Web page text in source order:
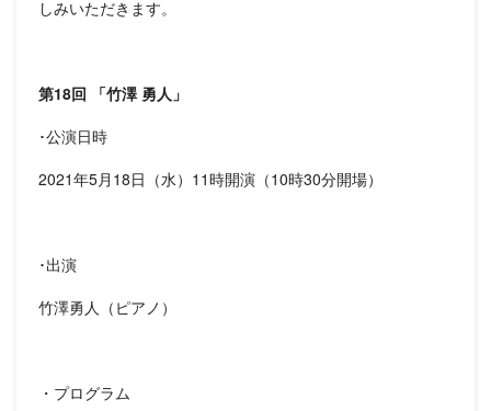
しみいただきます。
第18回 「竹澤 勇人」
･公演日時
2021年5月18日（水）11時開演（10時30分開場）
･出演
竹澤勇人（ピアノ）
・プログラム